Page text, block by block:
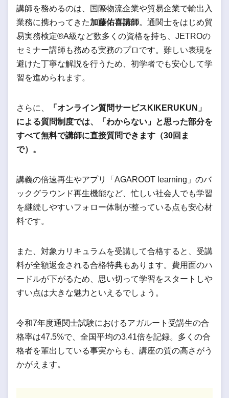
講師を務めるのは、国際物流企業や貿易企業で輸出入
業務に携わってきた加藤佑喜講師。通関士をはじめ貿
易実務検定®A級など数多くの資格を持ち、JETROの
セミナー講師も務める実務のプロです。難しい表現を
避けた丁寧な解説を行うため、初学者でも安心して学
習を進められます。
さらに、
「オンライン質問サービスKIKERUKUN」
による質問制度では、「わからない」と思った部分を
すべて無料で講師に直接質問できます（30回ま
で）。
講義の倍速再生やアプリ「AGAROOT learning」のバ
ックグラウンド再生機能など、忙しい社会人でも学習
を継続しやすいフォロー体制が整っている点も安心材
料です。
また、対象カリキュラムを受講して合格すると、受講
料が全額返金される合格特典もあります。費用面のハ
ードルが下がるため、思い切って学習をスタートしや
すい点は大きな魅力といえるでしょう。
令和7年度通関士試験におけるアガルート受講生の合
格率は47.5%で、全国平均の3.41倍を記録。多くの合
格者を輩出している事実からも、講座の質の高さがう
かがえます。